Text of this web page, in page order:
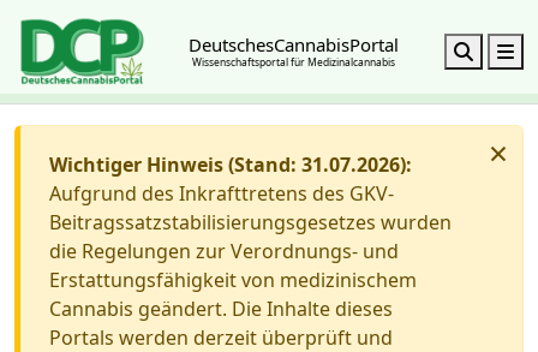
DeutschesCannabisPortal
Wissenschaftsportal für Medizinalcannabis Search
×
Wichtiger Hinweis (Stand: 31.07.2026):
Aufgrund des Inkrafttretens des GKV-
Beitragssatzstabilisierungsgesetzes wurden
die Regelungen zur Verordnungs- und
Erstattungsfähigkeit von medizinischem
Cannabis geändert. Die Inhalte dieses
Portals werden derzeit überprüft und